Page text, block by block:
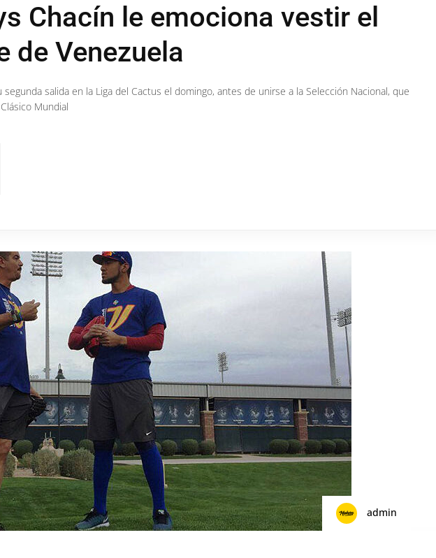
Chacín le emociona vestir el
de Venezuela
salida en la Liga del Cactus el domingo, antes de unirse a la Selección Nacional, que
Mundial
admin